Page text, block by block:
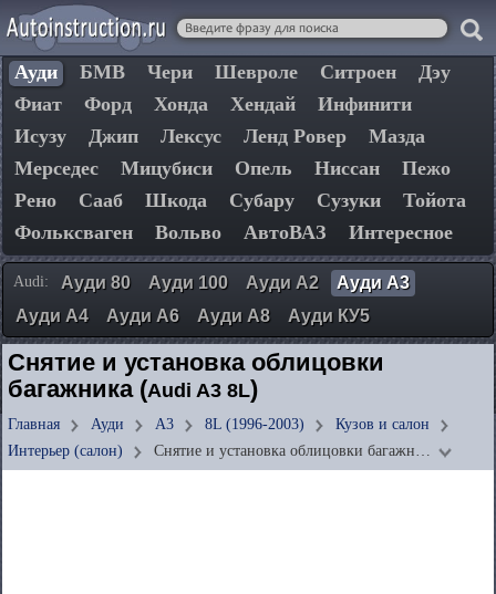
Ауди БМВ Чери Шевроле Ситроен
Дэу
Фиат
Форд Хонда Хендай
Инфинити
Исузу
Джип Лексус Ленд Ровер
Мазда
Мерседес
Мицубиси Опель Ниссан
Пежо
Рено
Сааб Шкода Субару Сузуки
Тойота
Фольксваген
Вольво АвтоВАЗ Интересное
Audi: Ауди 80 Ауди 100 Ауди А2
Ауди А3
Ауди А4
Ауди А6 Ауди А8 Ауди КУ5
Снятие и установка облицовки
багажника (Audi A3 8L)
Главная Ауди А3 8L (1996-2003)
Кузов и салон
Интерьер (салон)
Снятие и установка облицовки багажн…